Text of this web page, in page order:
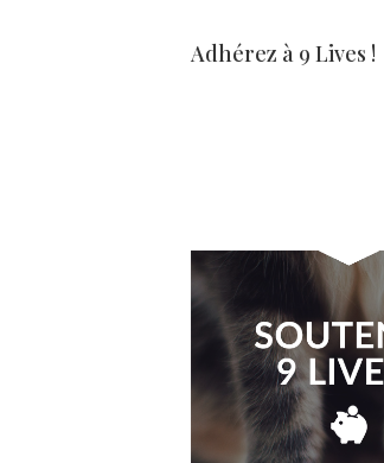
Adhérez à 9 Lives !